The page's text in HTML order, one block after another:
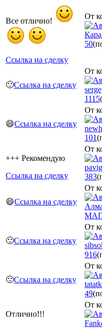
Все отлично!
Ссылка на сделку
От
50
🙂Ссылка на сделку
От
1115
😄Ссылка на сделку
От
101
+++ Рекомендую
Ссылка на сделку
От
383
😄Ссылка на сделку
От
🙂Ссылка на сделку
От
916
🙂Ссылка на сделку
От
49
Отлично!!!
От